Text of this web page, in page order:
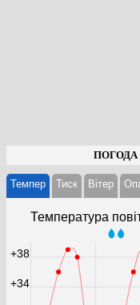
ПОГОДА
Темпер Тиск Вітер
Температура
+34
+38